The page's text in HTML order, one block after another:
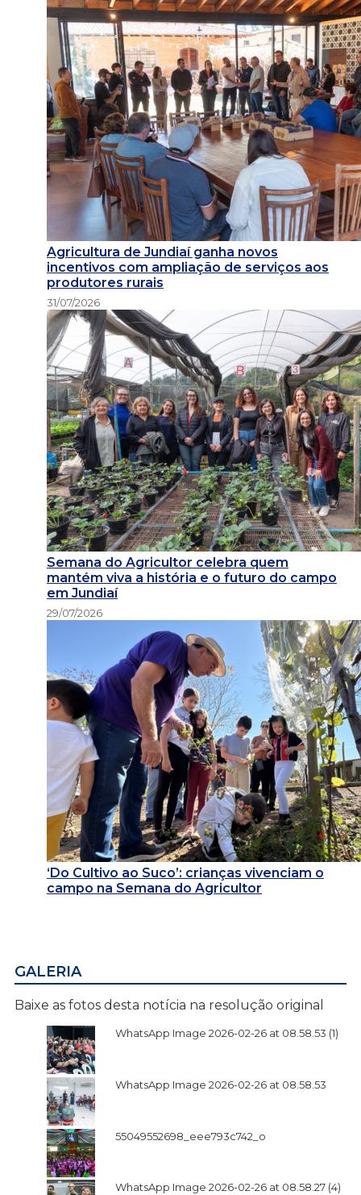
Agricultura de Jundiaí ganha novos
incentivos com ampliação de serviços aos
produtores rurais
31/07/2026
Semana do Agricultor celebra quem
mantém viva a história e o futuro do campo
em Jundiaí
29/07/2026
‘Do Cultivo ao Suco’: crianças vivenciam o
campo na Semana do Agricultor
GALERIA
Baixe as fotos desta notícia na resolução original
WhatsApp Image 2026-02-26 at 08.58.53 (1)
WhatsApp Image 2026-02-26 at 08.58.53
55049552698_eee793c742_o
WhatsApp Image 2026-02-26 at 08.58.27 (4)